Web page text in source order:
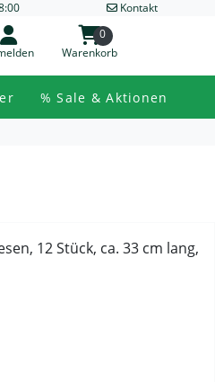
Kontakt
Warenkorb
0
% Sale & Aktionen
12 Stück, ca. 33 cm lang,